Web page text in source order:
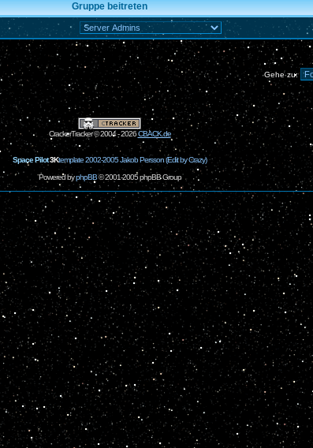
Gruppe beitreten
Gehe zu:
CrackerTracker © 2004 - 2026CBACK.de
Space Pilot3Ktemplate 2002-2005 Jakob Persson (Edit by Crazy)
Powered byphpBB© 2001-2005 phpBB Group